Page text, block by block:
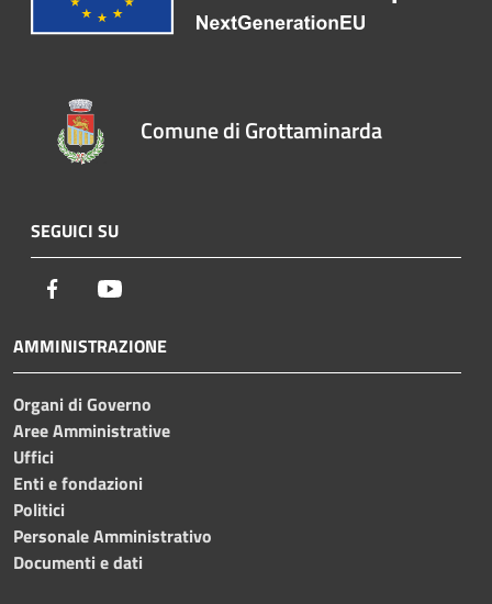
Comune di Grottaminarda
SEGUICI SU
Facebook
AMMINISTRAZIONE
Organi di Governo
Aree Amministrative
Uffici
Enti e fondazioni
Politici
Personale Amministrativo
Documenti e dati